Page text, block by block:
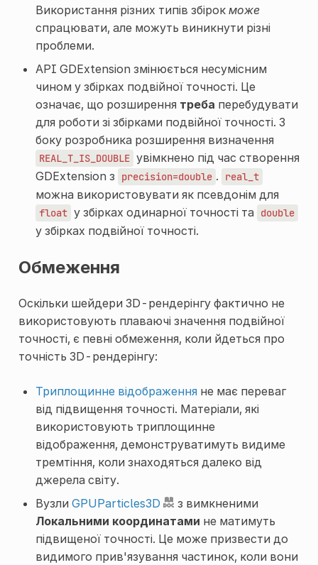
Використання різних типів збірок може
спрацювати, але можуть виникнути різні
проблеми.
API GDExtension змінюється несумісним
чином у збірках подвійної точності. Це
означає, що розширення треба перебудувати
для роботи зі збірками подвійної точності. З
боку розробника розширення визначення
REAL_T_IS_DOUBLE увімкнено під час створення
GDExtension з
precision=double . real_t
можна використовувати як псевдонім для
float у збірках одинарної точності та double
у збірках подвійної точності.
Обмеження
Оскільки шейдери 3D-рендерінгу фактично не
використовують плаваючі значення подвійної
точності, є певні обмеження, коли йдеться про
точність 3D-рендерінгу:
Триплощинне відображенняне має переваг
від підвищення точності. Матеріали, які
використовують триплощинне
відображення, демонструватимуть видиме
тремтіння, коли знаходяться далеко від
джерела світу.
Вузли GPUParticles3D
з вимкненими
Локальними координатами не матимуть
підвищеної точності. Це може призвести до
видимого прив'язування частинок, коли вони